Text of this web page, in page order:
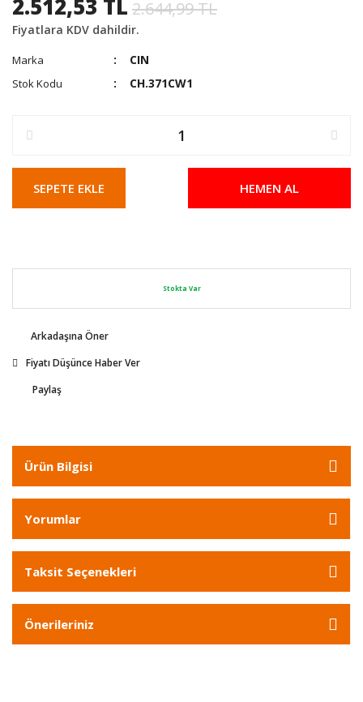
2.512,53 TL 2.644,99 TL
Fiyatlara KDV dahildir.
Marka CIN
Stok Kodu CH.371CW1
SEPETE EKLE HEMEN AL
Stokta Var
Arkadaşına Öner
Fiyatı Düşünce Haber Ver
Paylaş
Ürün Bilgisi
Yorumlar
Taksit Seçenekleri
Önerileriniz